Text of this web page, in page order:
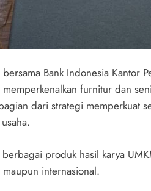
bersama Bank Indonesia Kantor
furnitur dan
dari strategi memperkuat
produk hasil karya
internasional.